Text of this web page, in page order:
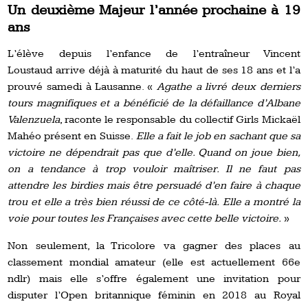
Un deuxième Majeur l’année prochaine à 19
ans
L’élève depuis l’enfance de l’entraîneur Vincent
Loustaud arrive déjà à maturité du haut de ses 18 ans et l’a
prouvé samedi à Lausanne. « Agathe a livré deux derniers
tours magnifiques et a bénéficié de la défaillance d’Albane
Valenzuela, raconte le responsable du collectif Girls Mickaël
Mahéo présent en Suisse. Elle a fait le job en sachant que sa
victoire ne dépendrait pas que d’elle. Quand on joue bien,
on a tendance à trop vouloir maîtriser. Il ne faut pas
attendre les birdies mais être persuadé d’en faire à chaque
trou et elle a très bien réussi de ce côté-là. Elle a montré la
voie pour toutes les Françaises avec cette belle victoire. »
Non seulement, la Tricolore va gagner des places au
classement mondial amateur (elle est actuellement 66e
ndlr) mais elle s’offre également une invitation pour
disputer l’Open britannique féminin en 2018 au Royal